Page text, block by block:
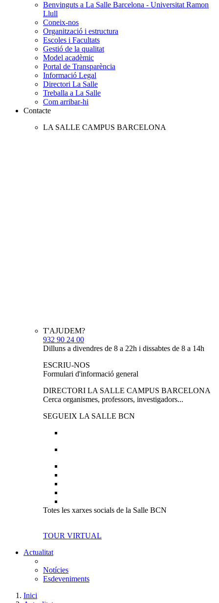
Benvinguts a La Salle Barcelona - Universitat Ramon
Llull
Coneix-nos
Organització i estructura
Escoles i Facultats
Gestió de la qualitat
Model acadèmic
Portal de Transparència
Informació Legal
Directori La Salle
Treballa a La Salle
Com arribar-hi
Contacte
LA SALLE CAMPUS BARCELONA
T'AJUDEM?
932 90 24 00
Dilluns a divendres de 8 a 22h i dissabtes de 8 a 14h
ESCRIU-NOS
Formulari d'informació general
DIRECTORI LA SALLE CAMPUS BARCELONA
Cerca organismes, professors, investigadors...
SEGUEIX LA SALLE BCN
Totes les xarxes socials de la Salle BCN
TOUR VIRTUAL
Actualitat
Notícies
Esdeveniments
Inici